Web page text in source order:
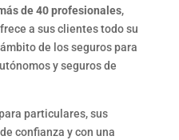
de 40 profesionales,
a sus clientes todo su
de los seguros para
y seguros de
particulares, sus
confianza y con una